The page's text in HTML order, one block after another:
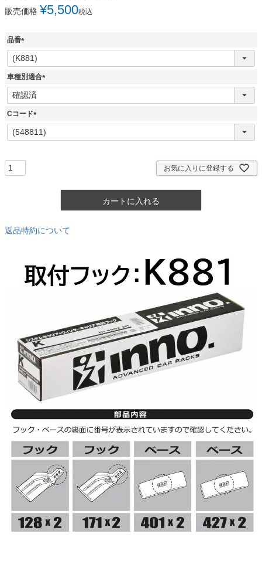
販売価格 ¥5,500税込
品番
(
必
須
車種別適合
(
Cコード
(
必
お気に入りに登録する
カートに入れる
返品特約について